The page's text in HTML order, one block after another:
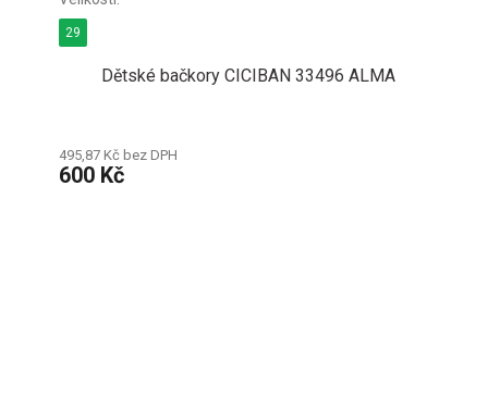
Dětské bačkory CICIBAN 33496 ALMA
495,87 Kč bez DPH
600 Kč
29